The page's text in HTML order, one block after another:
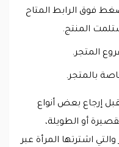
فوق الرابط المتاح
المنتج.
المتجر.
بالمتجر.
إرجاع بعض أنواع
أو الطويلة،
اشترتها المرأة عبر